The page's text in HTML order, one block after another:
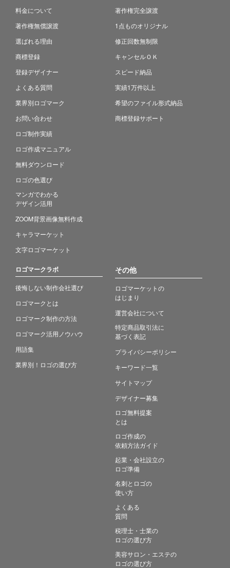
料金について
著作権無償譲渡
選ばれる理由
商標登録
登録デザイナー
よくある質問
業界別ロゴマーク
お問い合わせ
ロゴ制作実績
ロゴ作成マニュアル
無料ダウンロード
ロゴの色選び
マンガでわかる
デザイン活用
ZOOM背景画像無料作成
キャラマーケット
文字ロゴマーケット
著作権完全譲渡
1点ものオリジナル
修正回数無制限
キャンセルＯＫ
スピード納品
実績1万件以上
希望のファイル形式納品
商標登録サポート
ロゴマークラボ
後悔しない制作会社選び
ロゴマークとは
ロゴマーク制作の方法
ロゴマーク活用ノウハウ
用語集
業界別！ロゴの選び方
その他
ロゴマーケットの
はじまり
運営会社について
特定商品取引法に
基づく表記
プライバシーポリシー
キーワード一覧
サイトマップ
デザイナー募集
ロゴ無料提案
とは
ロゴ作成の
依頼方法ガイド
起業・会社設立の
ロゴ準備
名刺とロゴの
使い方
よくある
質問
税理士・士業の
ロゴの選び方
美容サロン・エステの
ロゴの選び方